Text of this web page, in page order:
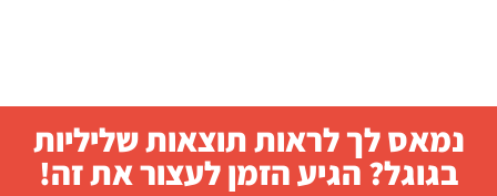
נמאס לך לראות תוצאות שליליות
בגוגל? הגיע הזמן לעצור את זה!